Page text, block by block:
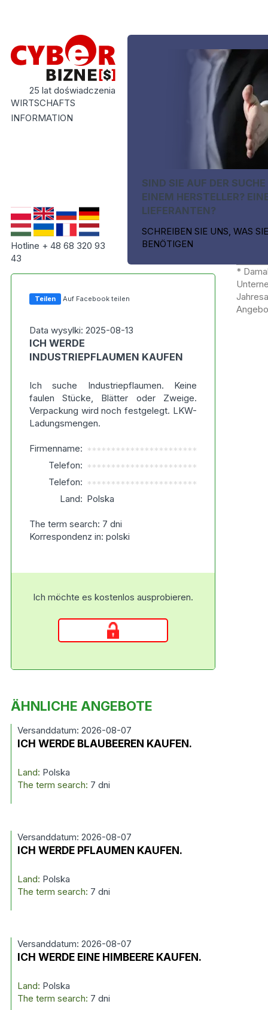
25 lat doświadczenia
WIRTSCHAFTS
INFORMATION
Hotline + 48 68 320 93
43
SIND SIE AUF DER
EINEM HERSTELLER?
LIEFERANTEN?
SCHREIBEN SIE UNS, WAS SIE
BENÖTIGEN
Teilen Auf Facebook teilen
Data wysylki: 2025-08-13
ICH WERDE
INDUSTRIEPFLAUMEN KAUFEN
Ich suche Industriepflaumen. Keine
faulen Stücke, Blätter oder Zweige.
Verpackung wird noch festgelegt. LKW-
Ladungsmengen.
Firmenname: ***********************
Telefon: ***********************
Telefon: ***********************
Land: Polska
The term search: 7 dni
Korrespondenz in: polski
Ich möchte es kostenlos ausprobieren.
*
ÄHNLICHE ANGEBOTE
Versanddatum: 2026-08-07
ICH WERDE BLAUBEEREN KAUFEN.
Land: Polska
The term search: 7 dni
Versanddatum: 2026-08-07
ICH WERDE PFLAUMEN KAUFEN.
Land: Polska
The term search: 7 dni
Versanddatum: 2026-08-07
ICH WERDE EINE HIMBEERE KAUFEN.
Land: Polska
The term search: 7 dni